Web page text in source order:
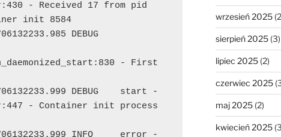
- Received 17 from pid
init 8584
DEBUG
- First
DEBUG    start -
- Container init process
INFO     error -
wrzesień 2025
sierpień 2025(3)
lipiec 2025(2)
czerwiec 2025
maj 2025(2)
kwiecień 2025